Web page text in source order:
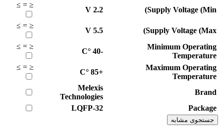
Supply Voltage (Min)
2.2
V
≤
=
≥
Supply Voltage (Max)
5.5
V
≤
=
≥
Minimum Operating
Temperature
-40
°C
≤
=
≥
Maximum Operating
Temperature
+85
°C
≤
=
≥
Brand
Melexis
Technologies
Package
LQFP-32
جستجوی مشابه